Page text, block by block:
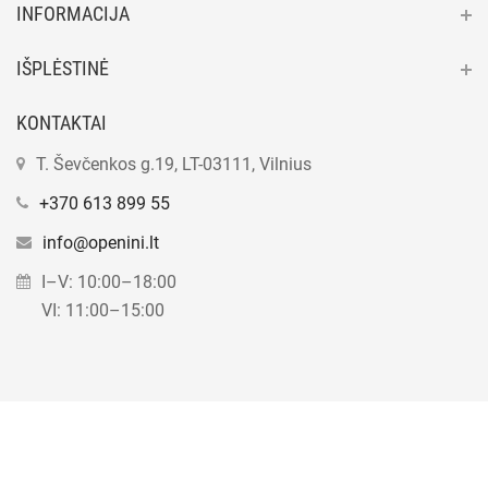
INFORMACIJA
IŠPLĖSTINĖ
KONTAKTAI
T. Ševčenkos g.19, LT-03111, Vilnius
+370 613 899 55
info@openini.lt
I–V: 10:00–18:00
VI: 11:00–15:00